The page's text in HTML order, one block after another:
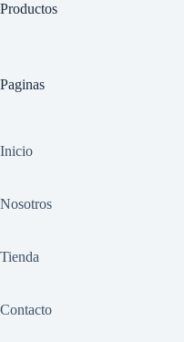
Productos
Paginas
Inicio
Nosotros
Tienda
Contacto